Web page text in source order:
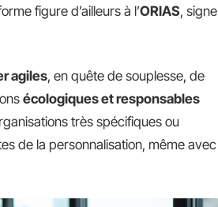
figure d’ailleurs à l’ORIAS, signe
agiles, en quête de souplesse, de
écologiques et responsables
très spécifiques ou
de la personnalisation, même avec